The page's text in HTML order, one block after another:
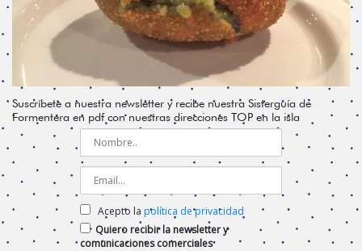
Suscríbete a nuestra newsletter y recibe nuestra Sisterguía de
Formentera en pdf con nuestras direcciones TOP en la isla
Acepto la política de privacidad
Quiero recibir la newsletter y
comunicaciones comerciales